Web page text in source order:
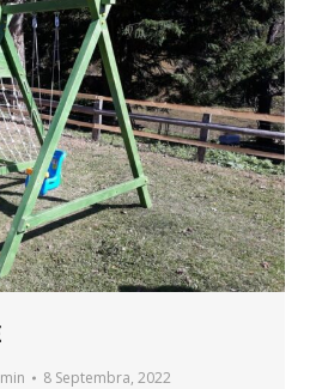
8 Septembra, 2022